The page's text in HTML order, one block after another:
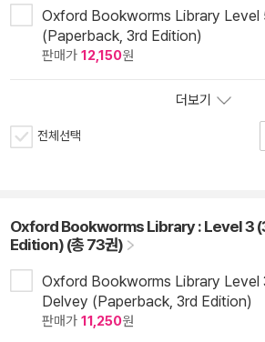
Oxford Bookworms Library
(Paperback, 3rd Edition)
판매가 12,150원
더보기
전체선택
Oxford Bookworms Library : Level 3
Edition) (총 73권)
Oxford Bookworms Library Level
Delvey (Paperback, 3rd Edition)
판매가 11,250원